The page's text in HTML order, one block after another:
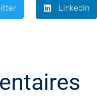
LinkedIn